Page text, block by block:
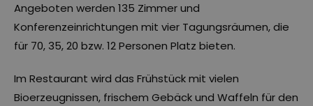
Angeboten werden 135 Zimmer und
Konferenzeinrichtungen mit vier Tagungsräumen, die
für 70, 35, 20 bzw. 12 Personen Platz bieten.
Im Restaurant wird das Frühstück mit vielen
Bioerzeugnissen, frischem Gebäck und Waffeln für den